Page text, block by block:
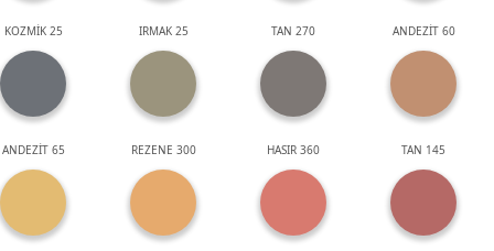
KOZMİK 25 IRMAK 25 TAN 270 ANDEZİT 60
ANDEZİT 65 REZENE 300 HASIR 360 TAN 145